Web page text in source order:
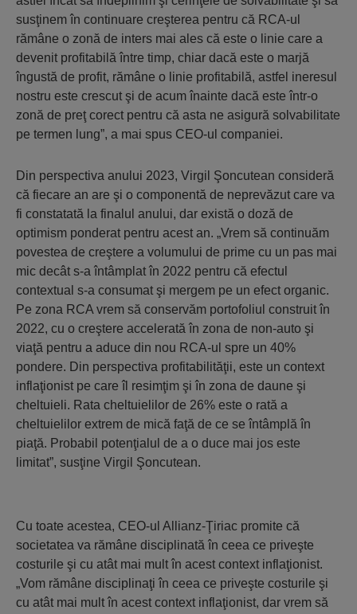
susţinem în continuare creşterea pentru că RCA-ul
rămâne o zonă de inters mai ales că este o linie care a
devenit profitabilă între timp, chiar dacă este o marjă
îngustă de profit, rămâne o linie profitabilă, astfel ineresul
nostru este crescut şi de acum înainte dacă este într-o
zonă de preţ corect pentru că asta ne asigură solvabilitate
pe termen lung”, a mai spus CEO-ul companiei.
Din perspectiva anului 2023, Virgil Şoncutean consideră
că fiecare an are şi o componentă de neprevăzut care va
fi constatată la finalul anului, dar există o doză de
optimism ponderat pentru acest an. „Vrem să continuăm
povestea de creştere a volumului de prime cu un pas mai
mic decât s-a întâmplat în 2022 pentru că efectul
contextual s-a consumat şi mergem pe un efect organic.
Pe zona RCA vrem să conservăm portofoliul construit în
2022, cu o creştere accelerată în zona de non-auto şi
viaţă pentru a aduce din nou RCA-ul spre un 40%
pondere. Din perspectiva profitabilităţii, este un context
inflaţionist pe care îl resimţim şi în zona de daune şi
cheltuieli. Rata cheltuielilor de 26% este o rată a
cheltuielilor extrem de mică faţă de ce se întâmplă în
piaţă. Probabil potenţialul de a o duce mai jos este
limitat”, susţine Virgil Şoncutean.
Cu toate acestea, CEO-ul Allianz-Ţiriac promite că
societatea va rămâne disciplinată în ceea ce priveşte
costurile şi cu atât mai mult în acest context inflaţionist.
„Vom rămâne disciplinaţi în ceea ce priveşte costurile şi
cu atât mai mult în acest context inflaţionist, dar vrem să